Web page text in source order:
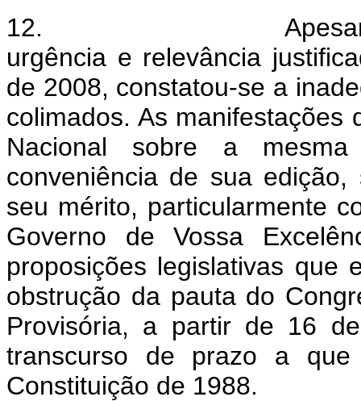
12. Apesar de
urgência e relevância
de 2008, constatou-se a
colimados. As manifestações
Nacional sobre a
conveniência de sua
seu mérito, particularmente
Governo de Vossa
proposições legislativas que
obstrução da pauta do
Provisória, a partir de 16
transcurso de prazo a
Constituição de 1988.